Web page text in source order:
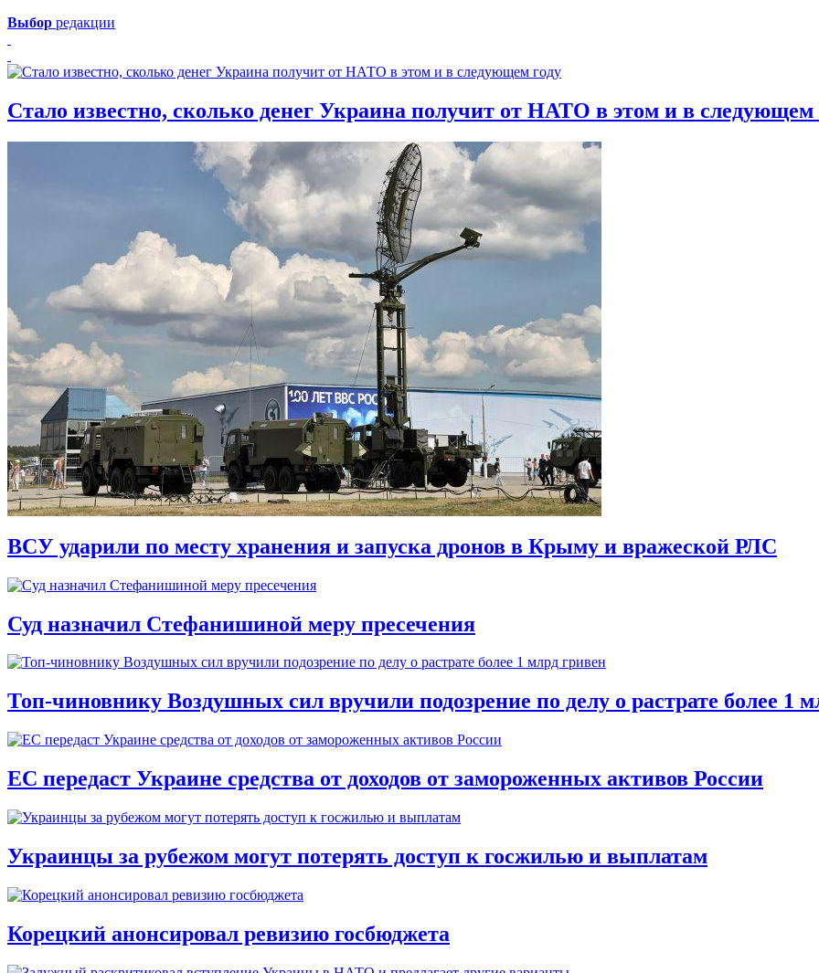
Выбор редакции
Стало известно, сколько денег Украина получит от НАТО в этом и в следующем
ВСУ ударили по месту хранения и запуска дронов в Крыму и вражеской РЛС
Суд назначил Стефанишиной меру пресечения
Топ-чиновнику Воздушных сил вручили подозрение по делу о растрате более 1
ЕС передаст Украине средства от доходов от замороженных активов России
Украинцы за рубежом могут потерять доступ к госжилью и выплатам
Корецкий анонсировал ревизию госбюджета